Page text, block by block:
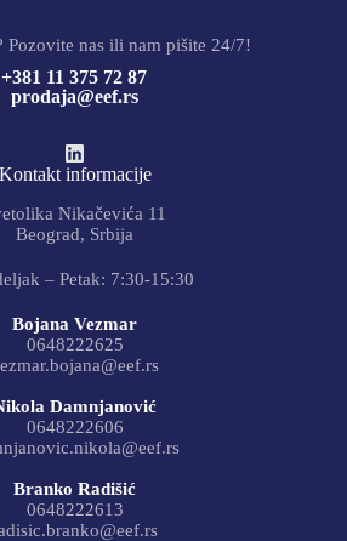
Pozovite nas ili nam pišite 24/7!
+381 11 375 72 87
prodaja@eef.rs
Kontakt informacije
Nikačevića 11
Beograd, Srbija
– Petak: 7:30-15:30
Bojana Vezmar
0648222625
Damnjanović
0648222606
Branko Radišić
0648222613